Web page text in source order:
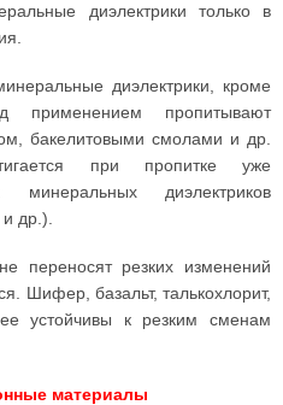
диэлектрики только в
диэлектрики, кроме
пропитывают
бакелитовыми смолами и др.
при пропитке уже
минеральных диэлектриков
др.).
переносят резких изменений
Шифер, базальт, талькохлорит,
устойчивы к резким сменам
материалы